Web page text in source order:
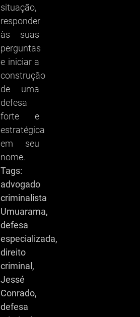
situação,
responder
às suas
perguntas
e iniciar a
construção
de uma
defesa
forte e
estratégica
em seu
nome.
Tags:
advogado
criminalista
Umuarama,
defesa
especializada,
direito
criminal,
Jessé
Conrado,
defesa